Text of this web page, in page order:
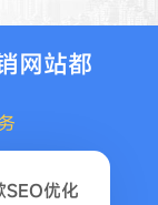
网站都
优化